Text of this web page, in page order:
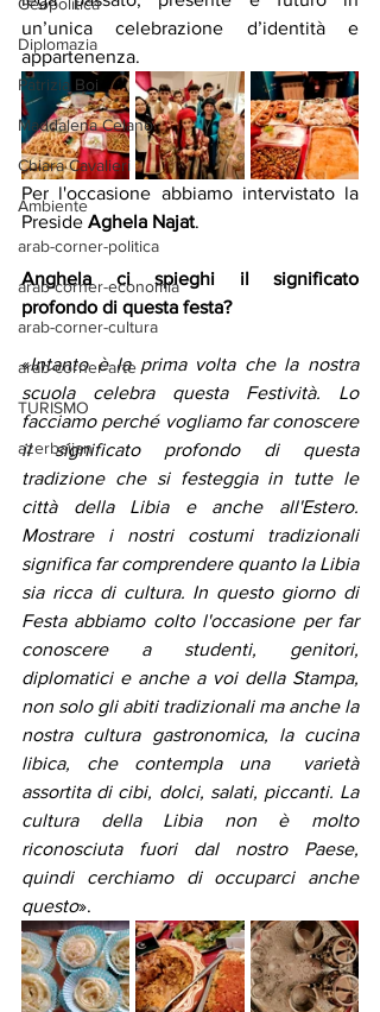
Diplomazia
Patrizia Boi
Maddalena Celano
Chiara Cavalieri
Ambiente
arab-corner-politica
arab-corner-economia
arab-corner-cultura
arab-corner-arte
TURISMO
azerbaijan
un’unica celebrazione d’identità e
appartenenza.
Per l'occasione abbiamo intervistato la
Preside Aghela Najat.
Anghela ci spieghi il significato
profondo di questa festa?
«Intanto è la prima volta che la nostra
scuola celebra questa Festività. Lo
facciamo perché vogliamo far conoscere
il significato profondo di questa
tradizione che si festeggia in tutte le
città della Libia e anche all'Estero.
Mostrare i nostri costumi tradizionali
significa far comprendere quanto la Libia
sia ricca di cultura. In questo giorno di
Festa abbiamo colto l'occasione per far
conoscere a studenti, genitori,
diplomatici e anche a voi della Stampa,
non solo gli abiti tradizionali ma anche la
nostra cultura gastronomica, la cucina
libica, che contempla una  varietà
assortita di cibi, dolci, salati, piccanti. La
cultura della Libia non è molto
riconosciuta fuori dal nostro Paese,
quindi cerchiamo di occuparci anche
questo».